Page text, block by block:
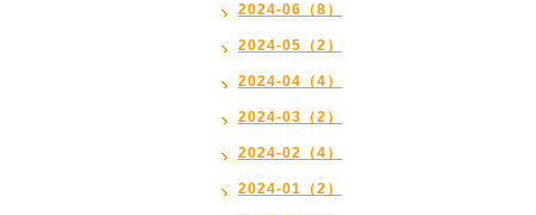
2024-06（8）
2024-05（2）
2024-04（4）
2024-03（2）
2024-02（4）
2024-01（2）